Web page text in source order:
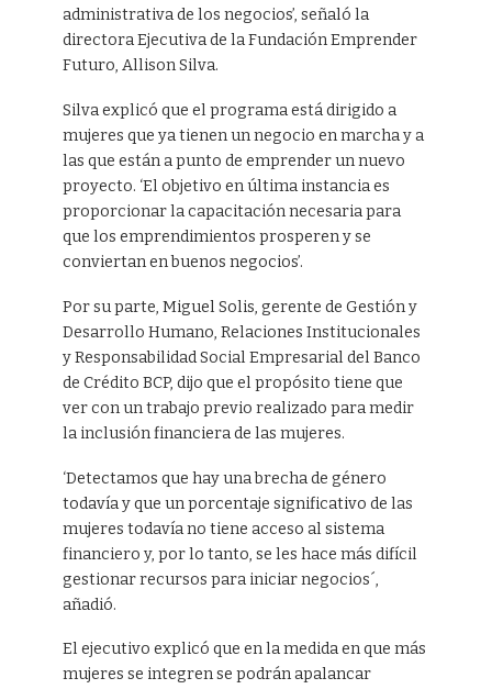
administrativa de los negocios’, señaló la
directora Ejecutiva de la Fundación Emprender
Futuro, Allison Silva.
Silva explicó que el programa está dirigido a
mujeres que ya tienen un negocio en marcha y a
las que están a punto de emprender un nuevo
proyecto. ‘El objetivo en última instancia es
proporcionar la capacitación necesaria para
que los emprendimientos prosperen y se
conviertan en buenos negocios’.
Por su parte, Miguel Solis, gerente de Gestión y
Desarrollo Humano, Relaciones Institucionales
y Responsabilidad Social Empresarial del Banco
de Crédito BCP, dijo que el propósito tiene que
ver con un trabajo previo realizado para medir
la inclusión financiera de las mujeres.
‘Detectamos que hay una brecha de género
todavía y que un porcentaje significativo de las
mujeres todavía no tiene acceso al sistema
financiero y, por lo tanto, se les hace más difícil
gestionar recursos para iniciar negocios´,
añadió.
El ejecutivo explicó que en la medida en que más
mujeres se integren se podrán apalancar